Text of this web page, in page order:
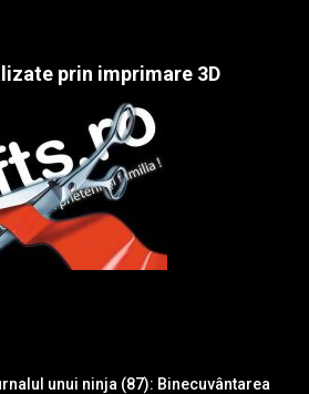
prin imprimare 3D
unui ninja (87): Binecuvântarea